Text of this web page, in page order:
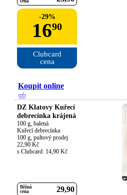
-29%
1690
Clubcard
cena
Koupit online
DZ Klatovy Kuřecí
debrecínka krájená
100 g, balená
Kuřecí debrecínka
100 g, pultový prodej
22,90 Kč
s Clubcard: 14,90 Kč
Běžná
cena
29 90